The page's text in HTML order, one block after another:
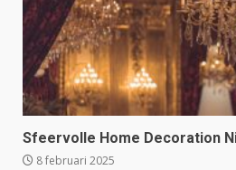
Sfeervolle Home Decoration
8 februari 2025